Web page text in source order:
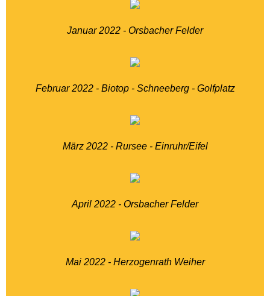
Januar 2022 - Orsbacher Felder
Februar 2022 - Biotop - Schneeberg - Golfplatz
März 2022 - Rursee - Einruhr/Eifel
April 2022 - Orsbacher Felder
Mai 2022 - Herzogenrath Weiher